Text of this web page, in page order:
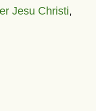
Jesu Christi,